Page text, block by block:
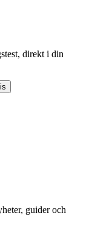
direkt i din
guider och